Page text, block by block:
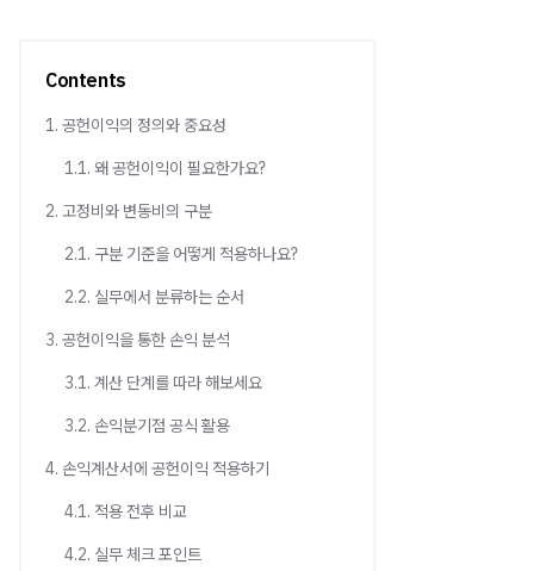
Contents
1. 공헌이익의 정의와 중요성
1.1. 왜 공헌이익이 필요한가요?
2. 고정비와 변동비의 구분
2.1. 구분 기준을 어떻게 적용하나요?
2.2. 실무에서 분류하는 순서
3. 공헌이익을 통한 손익 분석
3.1. 계산 단계를 따라 해보세요
3.2. 손익분기점 공식 활용
4. 손익계산서에 공헌이익 적용하기
4.1. 적용 전후 비교
4.2. 실무 체크 포인트